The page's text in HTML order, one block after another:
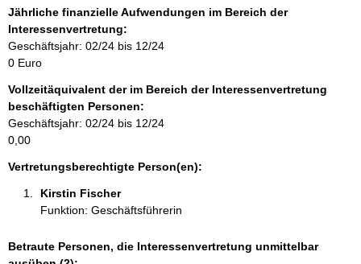
f
o
r
m
t
i
o
n
e
Jährliche finanzielle Aufwendungen im Bereich der
Interessenvertretung:
Geschäftsjahr: 02/24 bis 12/24
0 Euro
Vollzeitäquivalent der im Bereich der Interessenvertretung
beschäftigten Personen:
Geschäftsjahr: 02/24 bis 12/24
0,00
Vertretungsberechtigte Person(en):
Kirstin Fischer
Funktion: Geschäftsführerin
Betraute Personen, die Interessenvertretung unmittelbar